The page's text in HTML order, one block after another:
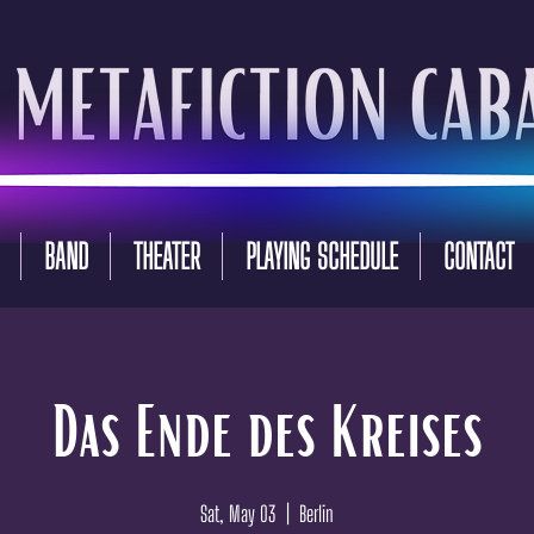
BAND THEATER PLAYING SCHEDULE CONTACT
Das Ende des Kreises
Sat, May 03 Berlin